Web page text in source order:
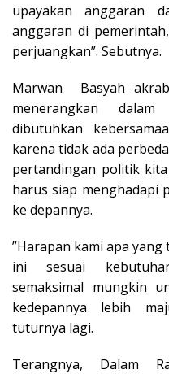
upayakan anggaran
anggaran di
perjuangkan”. Sebutnya.
Marwan Basyah
menerangkan
dibutuhkan
karena tidak ada
pertandingan politik
harus siap menghadapi
ke depannya.
”Harapan kami apa
ini sesuai
semaksimal mungkin
kedepannya lebih
tuturnya lagi.
Terangnya, Dalam